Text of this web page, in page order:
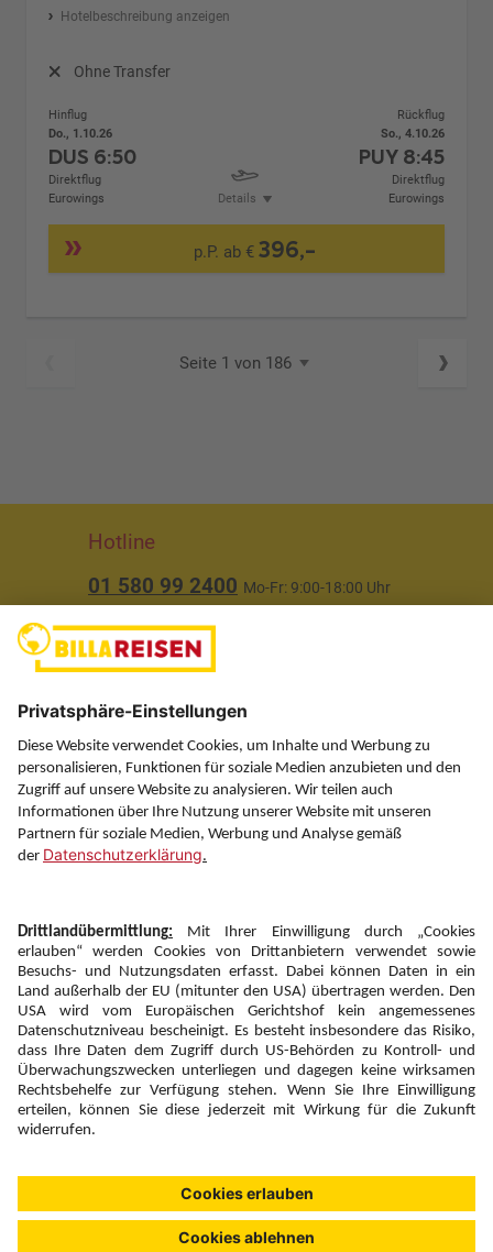
Hotelbeschreibung anzeigen
Ohne Transfer
Hinflug
Do., 1.10.26
DUS 6:50
Direktflug
Eurowings
Details
Rückflug
So., 4.10.26
PUY 8:45
Direktflug
Eurowings
p.P. ab € 396,-
Seite 1 von 186
Hotline
01 580 99 2400 Mo-Fr: 9:00-18:00 Uhr
(ausgenommen Feiertage)
Über uns
Service
Information
Folgen Sie uns auf
Newsletter:
Anmelden
Fairness und
Unsere Inhalte: Standards und
Meldung
Copyright © 2026 DERTOUR Austria GmbH